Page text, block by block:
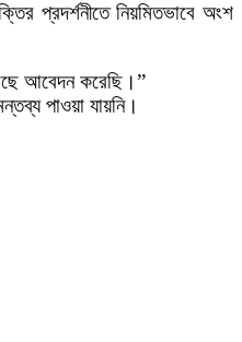
প্রদর্শনীতে নিয়মিতভাবে অংশ
আবেদন করেছি।”
পাওয়া যায়নি।